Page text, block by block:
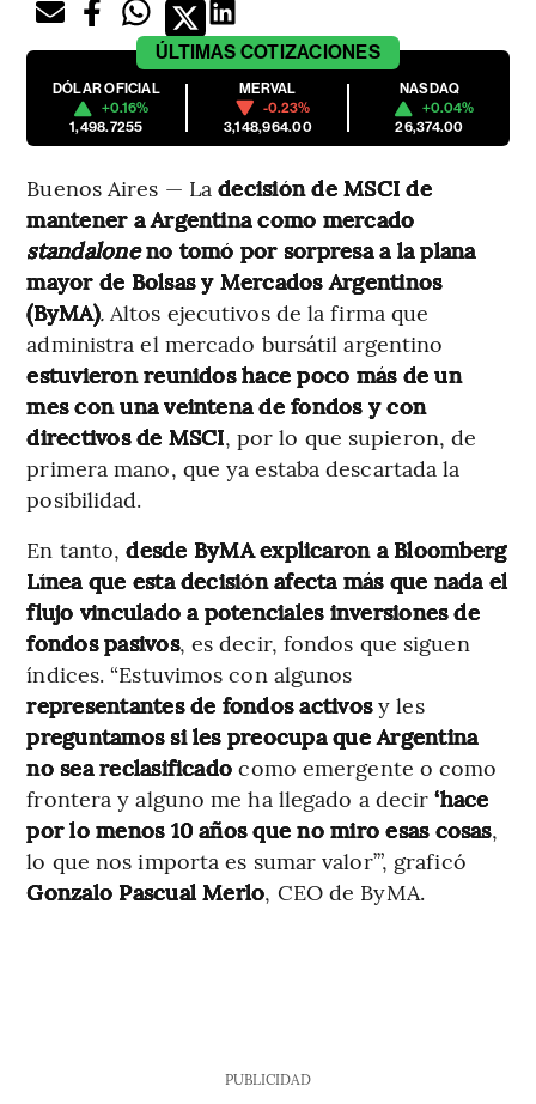
ÚLTIMAS COTIZACIONES
DÓLAR OFICIAL
+0.16%
1,498.7255
MERVAL
-0.23%
3,148,964.00
NASDAQ
+0.04%
26,374.00
Buenos Aires — Ladecisión de MSCI de
mantener a Argentina como mercado
standaloneno tomó por sorpresa a la plana
mayor de Bolsas y Mercados Argentinos
(ByMA).Altos ejecutivos de la firma que
administra el mercado bursátil argentino
estuvieron reunidos hace poco más de un
mes con una veintena de fondos y con
directivos de MSCI, por lo que supieron, de
primera mano, que ya estaba descartada la
posibilidad.
En tanto,desde ByMA explicaron a Bloomberg
Línea que esta decisión afecta más que nada el
flujo vinculado a potenciales inversiones de
fondos pasivos, es decir, fondos que siguen
índices. “Estuvimos con algunos
representantes de fondos activosy les
preguntamos si les preocupa que Argentina
no sea reclasificadocomo emergente o como
frontera y alguno me ha llegado a decir‘hace
por lo menos 10 años que no miro esas cosas,
lo que nos importa es sumar valor’”, graficó
Gonzalo Pascual Merlo, CEO de ByMA.
PUBLICIDAD